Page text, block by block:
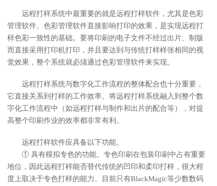
远程打样系统中最重要的就是远程打样软件，尤其是色彩
管理软件。色彩管理软件直接影响打印的效果，是实现远程打
样色彩一致性的基础。要将印刷的电子文件不经过出片、制版
而直接采用打印机打印，并且要达到与传统打样样张相同的视
觉效果，整个系统就必须通过色彩管理软件来实现。
远程打样系统与数字化工作流程的整体配合也十分重要，
它直接关系到打样的工作效率。将远程打样系统融入到整个数
字化工作流程中（如远程打样与制作和出片的配合等），对提
高整个印刷作业的效率都非常有利。
远程打样软件应具备以下功能。
① 具有模拟专色的功能。专色印刷在包装印刷中占有重要
地位，因此远程打样能否替代传统的凹印和柔印打样，很大程
度上取决于专色打样的能力。目前只有BlackMagic等少数数码